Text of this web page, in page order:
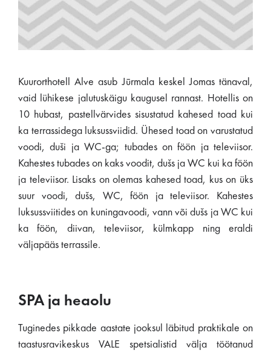
Kuurorthotell Alve asub Jūrmala keskel Jomas tänaval,
vaid lühikese jalutuskäigu kaugusel rannast. Hotellis on
10 hubast, pastellvärvides sisustatud kahesed toad kui
ka terrassidega luksussviidid. Ühesed toad on varustatud
voodi, duši ja WC-ga; tubades on föön ja televiisor.
Kahestes tubades on kaks voodit, dušs ja WC kui ka föön
ja televiisor. Lisaks on olemas kahesed toad, kus on üks
suur voodi, dušs, WC, föön ja televiisor. Kahestes
luksussviitides on kuningavoodi, vann või dušs ja WC kui
ka föön, diivan, televiisor, külmkapp ning eraldi
väljapääs terrassile.
SPA ja heaolu
Tuginedes pikkade aastate jooksul läbitud praktikale on
taastusravikeskus VALE spetsialistid välja töötanud